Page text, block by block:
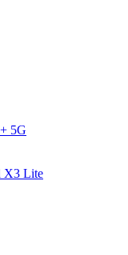
5G
X3 Lite